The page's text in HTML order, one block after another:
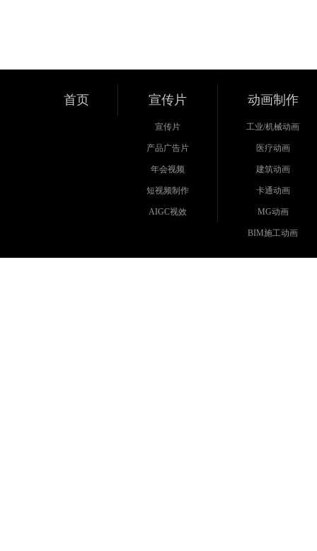
首页 宣传片
宣传片
产品广告片
年会视频
短视频制作
AIGC视效
动画制作
工业/机械动画
医疗动画
建筑动画
卡通动画
MG动画
BIM施工动画